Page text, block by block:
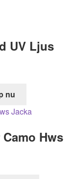
UV Ljus
nu
Hws